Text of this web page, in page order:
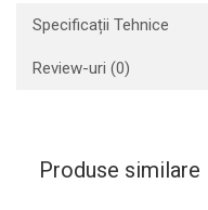
Specificații Tehnice
Review-uri (0)
Produse similare